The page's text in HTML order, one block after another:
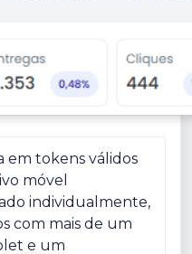
em tokens válidos
móvel
individualmente,
com mais de um
e um